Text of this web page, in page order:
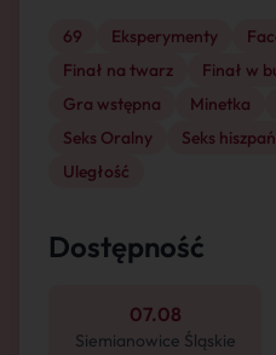
69 Eksperymenty
Finał na twarz
Finał w
Gra wstępna
Minetka
Seks Oralny
Seks
Uległość
Dostępność
07.08
Siemianowice Śląskie